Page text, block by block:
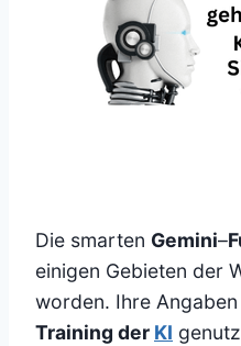
Die smarten Gemini–
einigen Gebieten der
worden. Ihre
Training der KI